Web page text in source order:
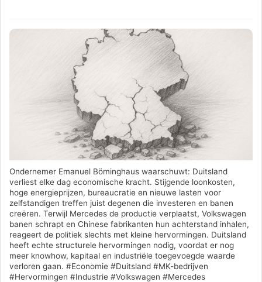
Ondernemer Emanuel Böminghaus waarschuwt: Duitsland
verliest elke dag economische kracht. Stijgende loonkosten,
hoge energieprijzen, bureaucratie en nieuwe lasten voor
zelfstandigen treffen juist degenen die investeren en banen
creëren. Terwijl Mercedes de productie verplaatst, Volkswagen
banen schrapt en Chinese fabrikanten hun achterstand inhalen,
reageert de politiek slechts met kleine hervormingen. Duitsland
heeft echte structurele hervormingen nodig, voordat er nog
meer knowhow, kapitaal en industriële toegevoegde waarde
verloren gaan. #Economie #Duitsland #MK-bedrijven
#Hervormingen #Industrie #Volkswagen #Mercedes